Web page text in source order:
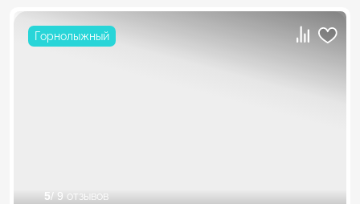
Горнолыжный
5/ 9 отзывов